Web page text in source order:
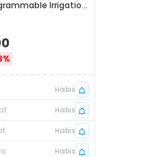
Irrigation
Habis
Habis
Habis
Habis